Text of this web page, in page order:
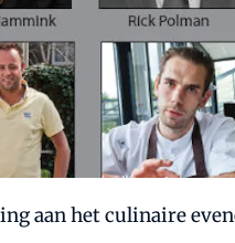
aan het culinaire